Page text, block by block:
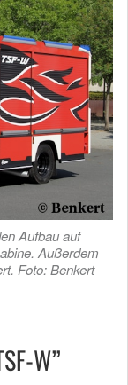
Aufbau auf
Außerdem
Foto: Benkert
W”